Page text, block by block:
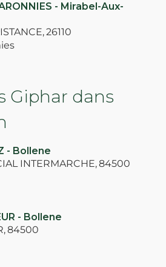
- Mirabel-Aux-
26110
Giphar dans
- Bollene
INTERMARCHE,84500
- Bollene
84500